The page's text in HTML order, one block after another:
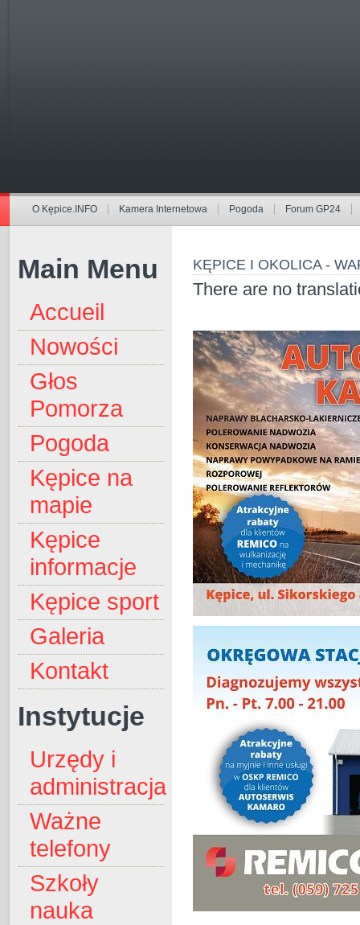
O Kępice.INFO Kamera Internetowa Pogoda Forum GP24
Main Menu
Accueil
Nowości
Głos
Pomorza
Pogoda
Kępice na
mapie
Kępice
informacje
Kępice sport
Galeria
Kontakt
Instytucje
Urzędy i
administracja
Ważne
telefony
Szkoły
nauka
KĘPICE I OKOLICA -
There are no